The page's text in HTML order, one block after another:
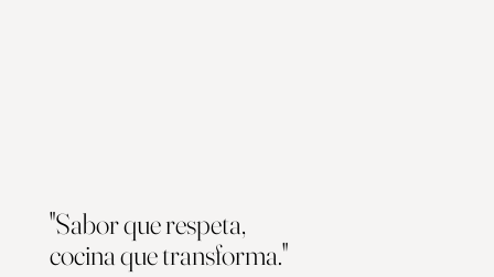
"Sabor que respeta,
cocina que transforma."